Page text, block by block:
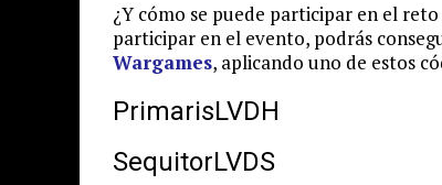
¿Y cómo se puede participar en el
participar en el evento, podrás
Wargames, aplicando uno de estos
PrimarisLVDH
SequitorLVDS